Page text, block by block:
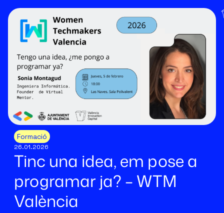
Formació
26.01.2026
Tinc una idea, em pose a
programar ja? – WTM
València